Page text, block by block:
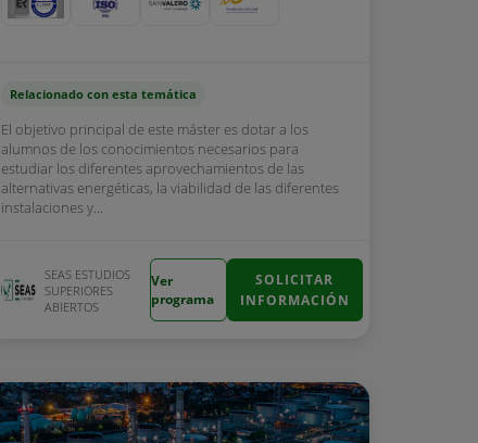
Relacionado con esta temática
El objetivo principal de este máster es dotar a los
alumnos de los conocimientos necesarios para
estudiar los diferentes aprovechamientos de las
alternativas energéticas, la viabilidad de las diferentes
instalaciones y...
SEAS ESTUDIOS
SUPERIORES
ABIERTOS
Ver
programa
SOLICITAR
INFORMACIÓN